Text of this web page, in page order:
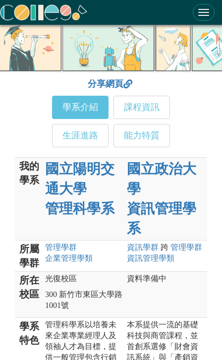
ColleGo! 大學選才與高中育才輔助系統
分享網頁
學系介紹 課程資訊
生涯進路 能力特質
我的
學系
國立陽明交
通大學
管理科學系
國立政治大
學
資訊管理學
系
所屬
學群
管理學群
企業管理學類
資訊學群 跨 管理學群
資訊管理學類
所在
校區
光復校區
300 新竹市東區大學路
1001號
資料準備中
學系
特色
管理科學系以培養未
來企業專業經理人及
領袖人才為目標，提
供一般管理包含行銷
本系提供一流的基礎
科技與商管課程，並
首創系選修「財會資
訊系統」與「產銷資